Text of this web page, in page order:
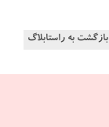
بازگشت به راستابلاگ